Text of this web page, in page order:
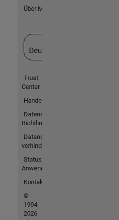
Über MathWorks
Deutschland
Trust
Center
Handelsmarken
Datenschutz-
Richtlinien
Datendiebstahl
verhindern
Status von
Anwendungen
Kontakt
©
1994-
2026